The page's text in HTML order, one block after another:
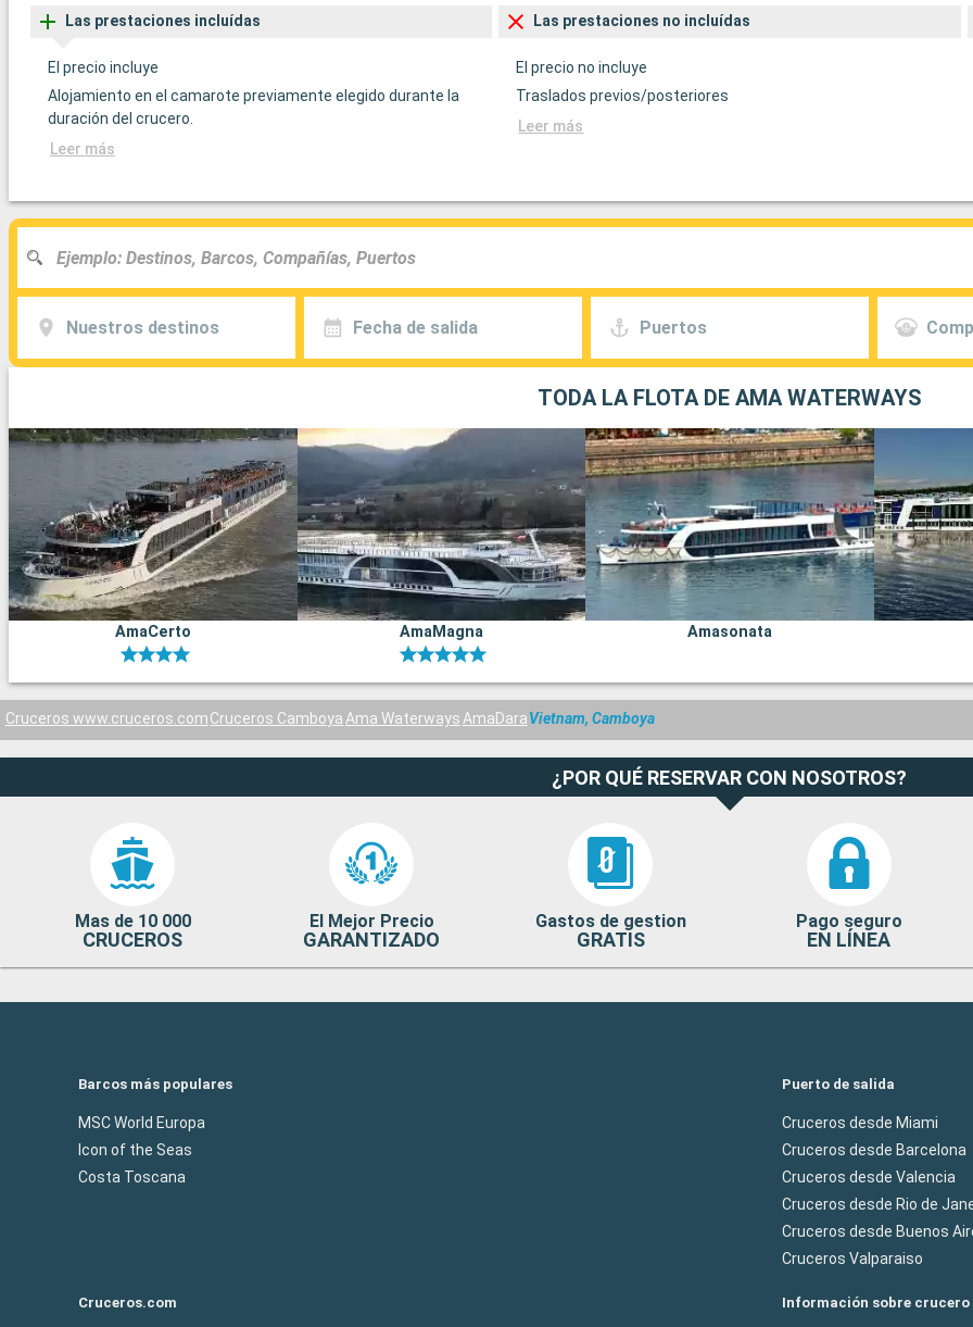
Las prestaciones incluídas
El precio incluye
Alojamiento en el camarote previamente elegido durante la
duración del crucero.
Leer más
Las prestaciones no incluídas
El precio no incluye
Traslados previos/posteriores
Leer más
Nuestros destinos Fecha de salida Puertos
TODA LA FLOTA DE AMA WATERWAYS
AmaCerto AmaMagna Amasonata
Cruceros www.cruceros.comCruceros Camboya Ama Waterways AmaDaraVietnam, Camboya
¿POR QUÉ RESERVAR CON NOSOTROS?
Mas de 10 000
CRUCEROS
El Mejor Precio
GARANTIZADO
Gastos de gestion
GRATIS
Pago seguro
EN LÍNEA
Barcos más populares
MSC World Europa
Icon of the Seas
Costa Toscana
Puerto de salida
Cruceros desde Miami
Cruceros desde Barcelona
Cruceros desde Valencia
Cruceros desde Rio de
Cruceros desde Buenos
Cruceros Valparaiso
Cruceros.com Información sobre crucero